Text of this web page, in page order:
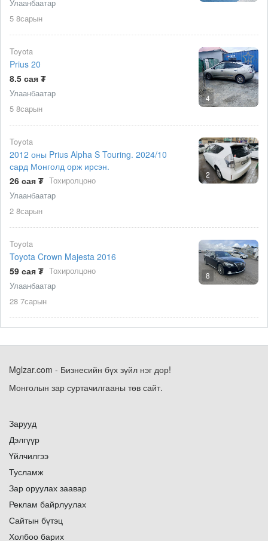
Улаанбаатар
5 8сарын
4
Toyota
Prius 20
8.5 сая ₮
Улаанбаатар
5 8сарын
2
Toyota
2012 оны Prius Alpha S Touring. 2024/10
сард Монголд орж ирсэн.
26 сая ₮ Тохиролцоно
Улаанбаатар
2 8сарын
8
Toyota
Toyota Crown Majesta 2016
59 сая ₮ Тохиролцоно
Улаанбаатар
28 7сарын
Mglzar.com - Бизнесийн бүх зүйл нэг дор!
Монголын зар суртачилгааны төв сайт.
Зарууд
Дэлгүүр
Үйлчилгээ
Тусламж
Зар оруулах заавар
Реклам байрлуулах
Сайтын бүтэц
Холбоо барих